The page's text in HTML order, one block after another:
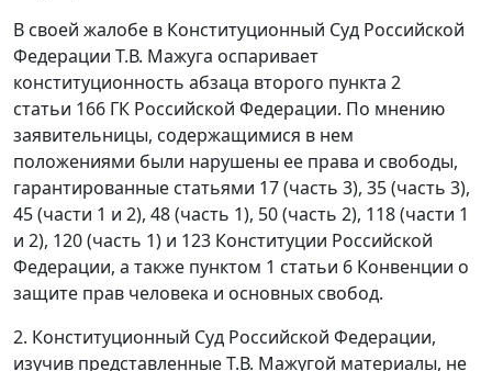
В своей жалобе в Конституционный Суд Российской
Федерации Т.В. Мажуга оспаривает
конституционность абзаца второго пункта 2
статьи 166 ГК Российской Федерации. По мнению
заявительницы, содержащимися в нем
положениями были нарушены ее права и свободы,
гарантированные статьями 17 (часть 3), 35 (часть 3),
45 (части 1 и 2), 48 (часть 1), 50 (часть 2), 118 (части 1
и 2), 120 (часть 1) и 123 Конституции Российской
Федерации, а также пунктом 1 статьи 6 Конвенции о
защите прав человека и основных свобод.
2. Конституционный Суд Российской Федерации,
изучив представленные Т.В. Мажугой материалы, не